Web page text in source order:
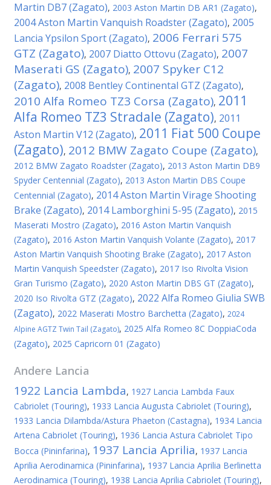
Martin DB7 (Zagato), 2003 Aston Martin DB AR1 (Zagato),
2004 Aston Martin Vanquish Roadster (Zagato), 2005
Lancia Ypsilon Sport (Zagato), 2006 Ferrari 575
GTZ (Zagato), 2007 Diatto Ottovu (Zagato), 2007
Maserati GS (Zagato), 2007 Spyker C12
(Zagato), 2008 Bentley Continental GTZ (Zagato),
2010 Alfa Romeo TZ3 Corsa (Zagato), 2011
Alfa Romeo TZ3 Stradale (Zagato), 2011
Aston Martin V12 (Zagato), 2011 Fiat 500 Coupe
(Zagato), 2012 BMW Zagato Coupe (Zagato),
2012 BMW Zagato Roadster (Zagato), 2013 Aston Martin DB9
Spyder Centennial (Zagato), 2013 Aston Martin DBS Coupe
Centennial (Zagato), 2014 Aston Martin Virage Shooting
Brake (Zagato), 2014 Lamborghini 5-95 (Zagato), 2015
Maserati Mostro (Zagato), 2016 Aston Martin Vanquish
(Zagato), 2016 Aston Martin Vanquish Volante (Zagato), 2017
Aston Martin Vanquish Shooting Brake (Zagato), 2017 Aston
Martin Vanquish Speedster (Zagato), 2017 Iso Rivolta Vision
Gran Turismo (Zagato), 2020 Aston Martin DBS GT (Zagato),
2020 Iso Rivolta GTZ (Zagato), 2022 Alfa Romeo Giulia SWB
(Zagato), 2022 Maserati Mostro Barchetta (Zagato), 2024
Alpine AGTZ Twin Tail (Zagato), 2025 Alfa Romeo 8C DoppiaCoda
(Zagato), 2025 Capricorn 01 (Zagato)
Andere Lancia
1922 Lancia Lambda, 1927 Lancia Lambda Faux
Cabriolet (Touring), 1933 Lancia Augusta Cabriolet (Touring),
1933 Lancia Dilambda/Astura Phaeton (Castagna), 1934 Lancia
Artena Cabriolet (Touring), 1936 Lancia Astura Cabriolet Tipo
Bocca (Pininfarina), 1937 Lancia Aprilia, 1937 Lancia
Aprilia Aerodinamica (Pininfarina), 1937 Lancia Aprilia Berlinetta
Aerodinamica (Touring), 1938 Lancia Aprilia Cabriolet (Touring),